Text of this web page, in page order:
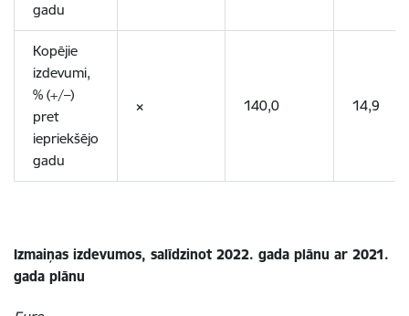
gadu
Kopējie
izdevumi,
% (+/–)
pret
iepriekšējo
gadu
× 140,0 14,9
Izmaiņas izdevumos, salīdzinot 2022. gada plānu ar 2021.
gada plānu